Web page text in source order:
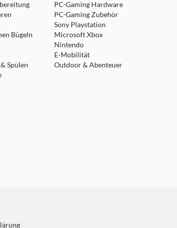
Bügeln
Spülen
PC-Gaming Hardware
PC-Gaming Zubehör
Sony Playstation
Microsoft Xbox
Nintendo
E-Mobilität
Outdoor & Abenteuer